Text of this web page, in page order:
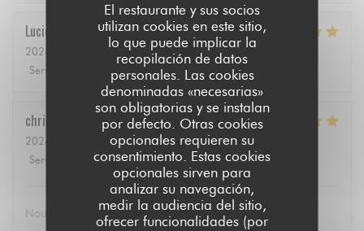
El restaurante y sus socios
utilizan cookies en este sitio,
lo que puede implicar la
recopilación de datos
personales. Las cookies
denominadas «necesarias»
son obligatorias y se instalan
por defecto. Otras cookies
opcionales requieren su
consentimiento. Estas cookies
opcionales sirven para
analizar su navegación,
medir la audiencia del sitio,
ofrecer funcionalidades (por
Lucie
2024-06-02
- 13:00 - Invitados 2
Servicio
5 Menú Calidad / Precio
christian
2024-06-02
- 11:30 - Invitados 6
Servicio
Ambiente: 4/5 Menú : 4/5 Calidad / Precio
Nous avons apprécié l’accueil chaleureux et familial, la